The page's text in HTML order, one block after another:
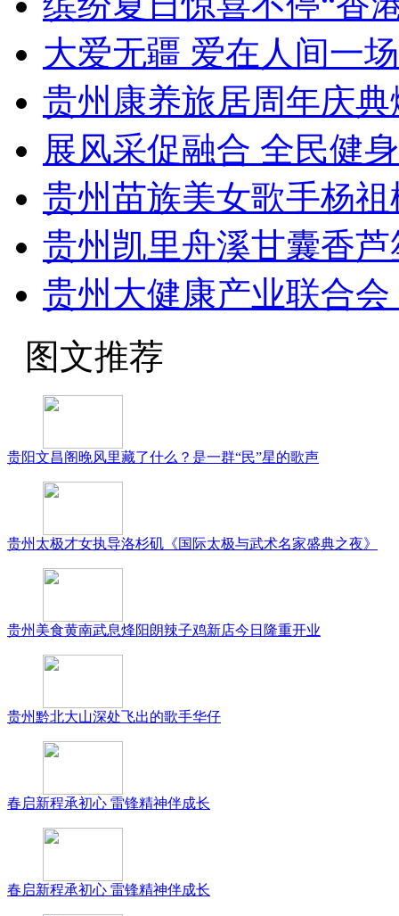
大爱无疆 爱在人间一
贵州康养旅居周年庆
展风采促融合 全民健
贵州苗族美女歌手杨
贵州凯里舟溪甘囊香
贵州大健康产业联合
图文推荐
贵阳文昌阁晚风里藏了什么？是一群“民”星的歌声
贵州太极才女执导洛杉矶《国际太极与武术名家盛典之夜》
贵州美食黄南武息烽阳朗辣子鸡新店今日隆重开业
贵州黔北大山深处飞出的歌手华仔
春启新程承初心 雷锋精神伴成长
春启新程承初心 雷锋精神伴成长